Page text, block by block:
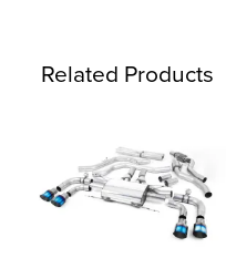
Related Products